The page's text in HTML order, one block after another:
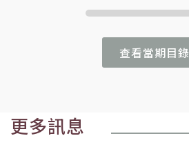
查看當期目錄
更多訊息